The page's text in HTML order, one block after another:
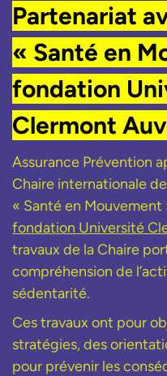
Partenariat
« Santé en
fondation
Clermont
Assurance Prévention
Chaire internationale
« Santé en
fondation Université
travaux de la Chaire
compréhension de
sédentarité.
Ces travaux ont pour
stratégies, des
pour prévenir les